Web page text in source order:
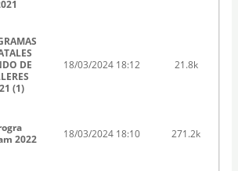
DE
(1)
18/03/2024 18:12 21.8k
2022
18/03/2024 18:10 271.2k